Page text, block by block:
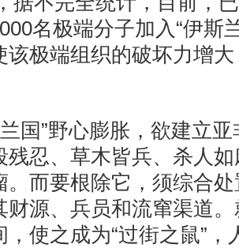
名极端分子加入“伊斯
该极端组织的破坏力增
”野心膨胀，欲建立亚
残忍、草木皆兵、杀人
。而要根除它，须综合
财源、兵员和流窜渠道
使之成为“过街之鼠”，